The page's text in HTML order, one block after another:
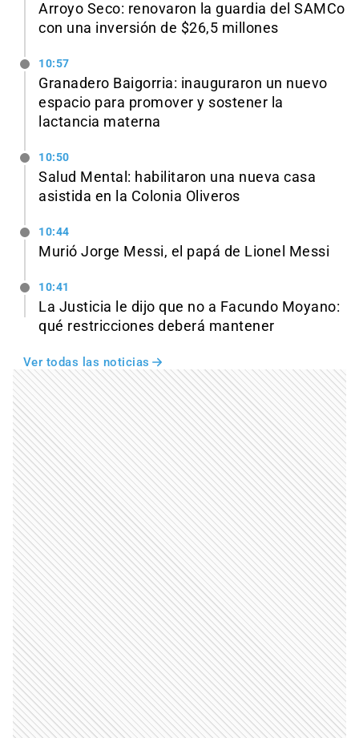
Arroyo Seco: renovaron la guardia del SAMCo
con una inversión de $26,5 millones
10:57
Granadero Baigorria: inauguraron un nuevo
espacio para promover y sostener la
lactancia materna
10:50
Salud Mental: habilitaron una nueva casa
asistida en la Colonia Oliveros
10:44
Murió Jorge Messi, el papá de Lionel Messi
10:41
La Justicia le dijo que no a Facundo Moyano:
qué restricciones deberá mantener
Ver todas las noticias